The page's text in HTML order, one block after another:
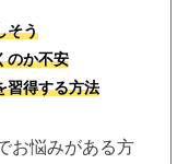
そう
のか不安
習得する方法
お悩みがある方